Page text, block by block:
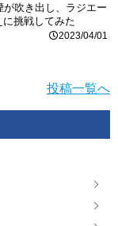
吹き出し、ラジエー
挑戦してみた
2023/04/01
投稿一覧へ